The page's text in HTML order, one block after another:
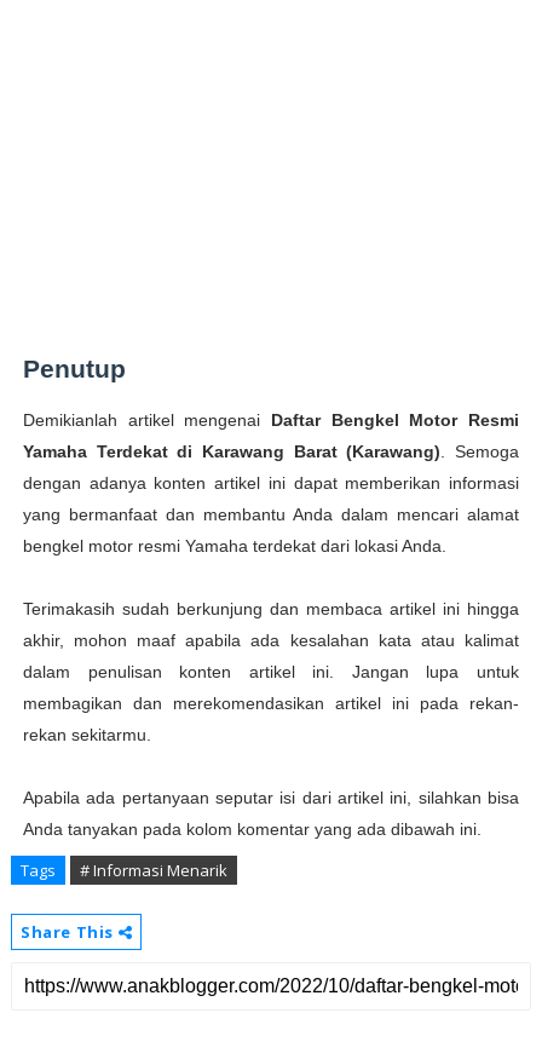
Penutup
Demikianlah artikel mengenai Daftar Bengkel Motor Resmi
Yamaha Terdekat di Karawang Barat (Karawang) . Semoga
dengan adanya konten artikel ini dapat memberikan informasi
yang bermanfaat dan membantu Anda dalam mencari alamat
bengkel motor resmi Yamaha terdekat dari lokasi Anda.
Terimakasih sudah berkunjung dan membaca artikel ini hingga
akhir, mohon maaf apabila ada kesalahan kata atau kalimat
dalam penulisan konten artikel ini. Jangan lupa untuk
membagikan dan merekomendasikan artikel ini pada rekan-
rekan sekitarmu.
Apabila ada pertanyaan seputar isi dari artikel ini, silahkan bisa
Anda tanyakan pada kolom komentar yang ada dibawah ini.
Tags # Informasi Menarik
Share This